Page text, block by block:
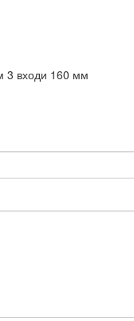
3 входи 160 мм